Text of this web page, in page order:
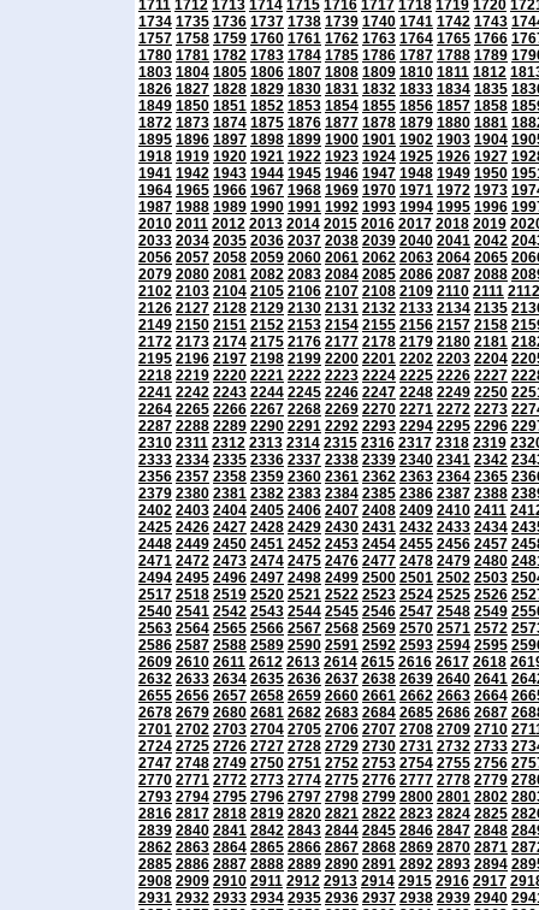
1711 1712 1713 1714 1715 1716 1717 1718 1719 1720
1734 1735 1736 1737 1738 1739 1740 1741 1742 1743
1757 1758 1759 1760 1761 1762 1763 1764 1765 1766
1780 1781 1782 1783 1784 1785 1786 1787 1788 1789
1803 1804 1805 1806 1807 1808 1809 1810 1811 1812
1826 1827 1828 1829 1830 1831 1832 1833 1834 1835
1849 1850 1851 1852 1853 1854 1855 1856 1857 1858
1872 1873 1874 1875 1876 1877 1878 1879 1880 1881
1895 1896 1897 1898 1899 1900 1901 1902 1903 1904
1918 1919 1920 1921 1922 1923 1924 1925 1926 1927
1941 1942 1943 1944 1945 1946 1947 1948 1949 1950
1964 1965 1966 1967 1968 1969 1970 1971 1972 1973
1987 1988 1989 1990 1991 1992 1993 1994 1995 1996
2010 2011 2012 2013 2014 2015 2016 2017 2018 2019
2033 2034 2035 2036 2037 2038 2039 2040 2041 2042
2056 2057 2058 2059 2060 2061 2062 2063 2064 2065
2079 2080 2081 2082 2083 2084 2085 2086 2087 2088
2102 2103 2104 2105 2106 2107 2108 2109 2110 2111 2112
2126 2127 2128 2129 2130 2131 2132 2133 2134 2135
2149 2150 2151 2152 2153 2154 2155 2156 2157 2158
2172 2173 2174 2175 2176 2177 2178 2179 2180 2181
2195 2196 2197 2198 2199 2200 2201 2202 2203 2204
2218 2219 2220 2221 2222 2223 2224 2225 2226 2227
2241 2242 2243 2244 2245 2246 2247 2248 2249 2250
2264 2265 2266 2267 2268 2269 2270 2271 2272 2273
2287 2288 2289 2290 2291 2292 2293 2294 2295 2296
2310 2311 2312 2313 2314 2315 2316 2317 2318 2319
2333 2334 2335 2336 2337 2338 2339 2340 2341 2342
2356 2357 2358 2359 2360 2361 2362 2363 2364 2365
2379 2380 2381 2382 2383 2384 2385 2386 2387 2388
2402 2403 2404 2405 2406 2407 2408 2409 2410 2411
2425 2426 2427 2428 2429 2430 2431 2432 2433 2434
2448 2449 2450 2451 2452 2453 2454 2455 2456 2457
2471 2472 2473 2474 2475 2476 2477 2478 2479 2480
2494 2495 2496 2497 2498 2499 2500 2501 2502 2503
2517 2518 2519 2520 2521 2522 2523 2524 2525 2526
2540 2541 2542 2543 2544 2545 2546 2547 2548 2549
2563 2564 2565 2566 2567 2568 2569 2570 2571 2572
2586 2587 2588 2589 2590 2591 2592 2593 2594 2595
2609 2610 2611 2612 2613 2614 2615 2616 2617 2618
2632 2633 2634 2635 2636 2637 2638 2639 2640 2641
2655 2656 2657 2658 2659 2660 2661 2662 2663 2664
2678 2679 2680 2681 2682 2683 2684 2685 2686 2687
2701 2702 2703 2704 2705 2706 2707 2708 2709 2710
2724 2725 2726 2727 2728 2729 2730 2731 2732 2733
2747 2748 2749 2750 2751 2752 2753 2754 2755 2756
2770 2771 2772 2773 2774 2775 2776 2777 2778 2779
2793 2794 2795 2796 2797 2798 2799 2800 2801 2802
2816 2817 2818 2819 2820 2821 2822 2823 2824 2825
2839 2840 2841 2842 2843 2844 2845 2846 2847 2848
2862 2863 2864 2865 2866 2867 2868 2869 2870 2871
2885 2886 2887 2888 2889 2890 2891 2892 2893 2894
2908 2909 2910 2911 2912 2913 2914 2915 2916 2917
2931 2932 2933 2934 2935 2936 2937 2938 2939 2940